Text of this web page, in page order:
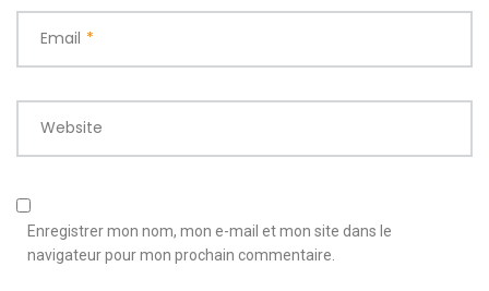
Email *
Website
Enregistrer mon nom, mon e-mail et mon site dans le
navigateur pour mon prochain commentaire.